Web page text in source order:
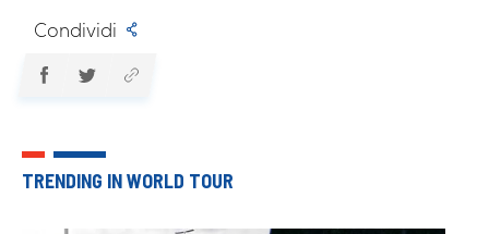
Condividi
TRENDING IN WORLD TOUR